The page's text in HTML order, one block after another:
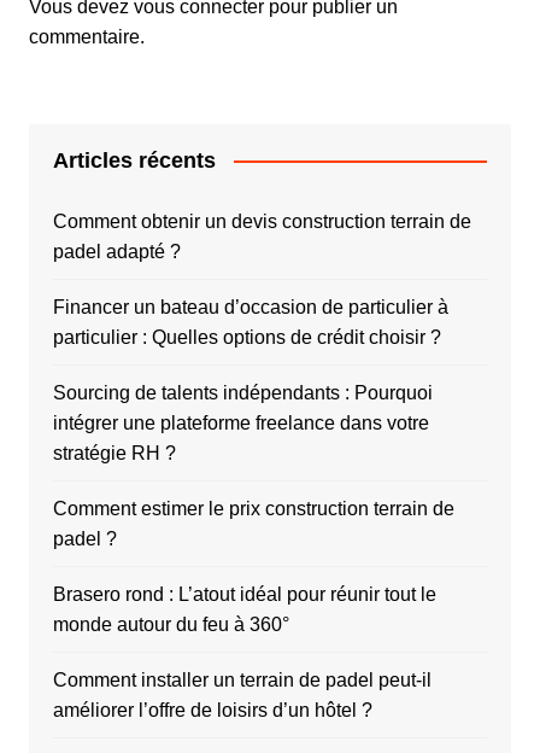
Vous devez vous connecterpour publier un
commentaire.
Articles récents
Comment obtenir un devis construction terrain de
padel adapté ?
Financer un bateau d’occasion de particulier à
particulier : Quelles options de crédit choisir ?
Sourcing de talents indépendants : Pourquoi
intégrer une plateforme freelance dans votre
stratégie RH ?
Comment estimer le prix construction terrain de
padel ?
Brasero rond : L’atout idéal pour réunir tout le
monde autour du feu à 360°
Comment installer un terrain de padel peut-il
améliorer l’offre de loisirs d’un hôtel ?